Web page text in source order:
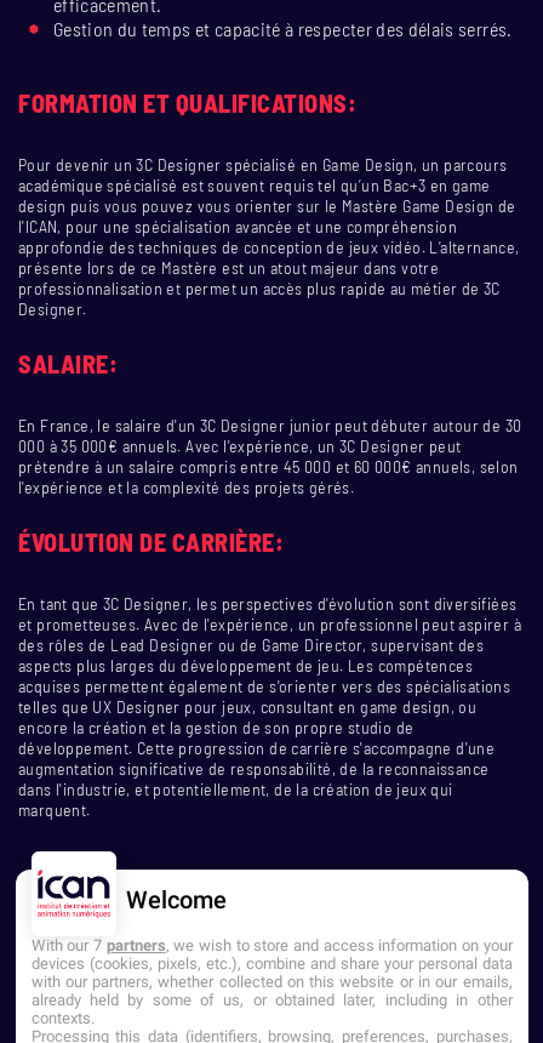
Gestion du temps et capacité à respecter des délais serrés.
FORMATION ET QUALIFICATIONS:
Pour devenir un 3C Designer spécialisé en Game Design, un parcours
académique spécialisé est souvent requis tel qu’un Bac+3 en game
design puis vous pouvez vous orienter sur le Mastère Game Design de
l'ICAN, pour une spécialisation avancée et une compréhension
approfondie des techniques de conception de jeux vidéo. L’alternance,
présente lors de ce Mastère est un atout majeur dans votre
professionnalisation et permet un accès plus rapide au métier de 3C
Designer.
SALAIRE:
En France, le salaire d'un 3C Designer junior peut débuter autour de 30
000 à 35 000€ annuels. Avec l'expérience, un 3C Designer peut
prétendre à un salaire compris entre 45 000 et 60 000€ annuels, selon
l'expérience et la complexité des projets gérés.
ÉVOLUTION DE CARRIÈRE:
En tant que 3C Designer, les perspectives d'évolution sont diversifiées
et prometteuses. Avec de l'expérience, un professionnel peut aspirer à
des rôles de Lead Designer ou de Game Director, supervisant des
aspects plus larges du développement de jeu. Les compétences
acquises permettent également de s'orienter vers des spécialisations
telles que UX Designer pour jeux, consultant en game design, ou
encore la création et la gestion de son propre studio de
développement. Cette progression de carrière s'accompagne d'une
augmentation significative de responsabilité, de la reconnaissance
dans l'industrie, et potentiellement, de la création de jeux qui
marquent.
NOUS CONTACTER
Welcome
With our 7 partners, we wish to store and access information on your
devices (cookies, pixels, etc.), combine and share your personal data
with our partners, whether collected on this website or in our emails,
already held by some of us, or obtained later, including in other
contexts.
Processing this data (identifiers, browsing, preferences, purchases,